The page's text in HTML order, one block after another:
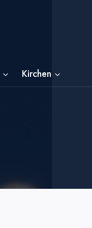
Kirchen